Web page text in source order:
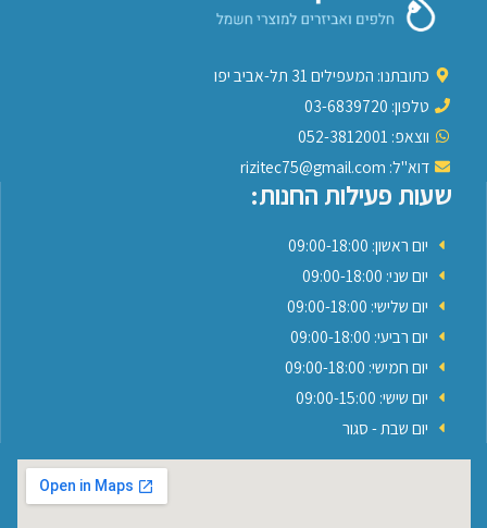
כתובתנו: המעפילים 31 תל-אביב יפו
טלפון: 03-6839720
ווצאפ: 052-3812001
דוא"ל: rizitec75@gmail.com
שעות פעילות החנות:
יום ראשון: 09:00-18:00
יום שני: 09:00-18:00
יום שלישי: 09:00-18:00
יום רביעי: 09:00-18:00
יום חמישי: 09:00-18:00
יום שישי: 09:00-15:00
יום שבת - סגור